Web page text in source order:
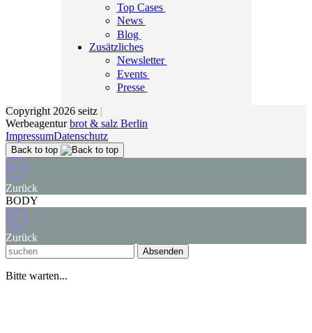
Top Cases
News
Blog
Zusätzliches
Newsletter
Events
Presse
Copyright 2026 seitz |
Werbeagenturbrot & salz Berlin
ImpressumDatenschutz
Back to top
Zurück
BODY
Zurück
Absenden
Bitte warten...